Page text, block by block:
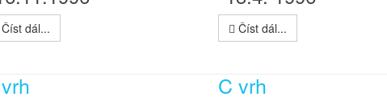
Číst dál... Číst dál...
C vrh